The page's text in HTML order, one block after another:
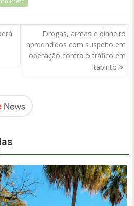
Drogas, armas e dinheiro
apreendidos com suspeito em
operação contra o tráfico em
Itabirito